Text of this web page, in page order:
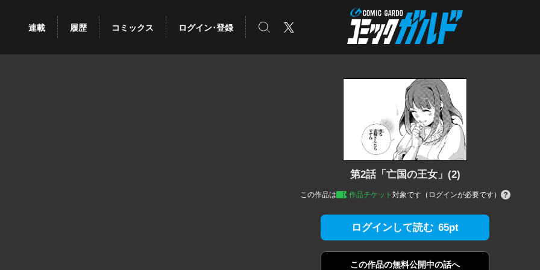
コミックガルド
連載 履歴 コミックス ログイン･登録 検索 X
第2話「亡国の王女」(2)
この作品は 作品チケット 対象です（ログインが必要です）
ログインして読む 65pt
この作品の無料公開中の話へ